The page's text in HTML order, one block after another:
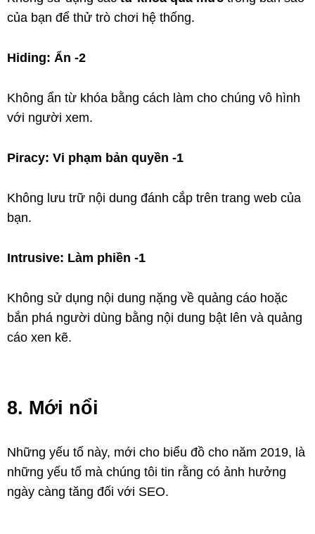
của bạn để thử trò chơi hệ thống.
Hiding: Ẩn -2
Không ẩn từ khóa bằng cách làm cho chúng vô hình
với người xem.
Piracy: Vi phạm bản quyền -1
Không lưu trữ nội dung đánh cắp trên trang web của
bạn.
Intrusive: Làm phiền -1
Không sử dụng nội dung nặng về quảng cáo hoặc
bắn phá người dùng bằng nội dung bật lên và quảng
cáo xen kẽ.
8. Mới nổi
Những yếu tố này, mới cho biểu đồ cho năm 2019, là
những yếu tố mà chúng tôi tin rằng có ảnh hưởng
ngày càng tăng đối với SEO.